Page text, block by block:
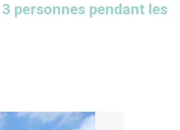
3 personnes pendant les